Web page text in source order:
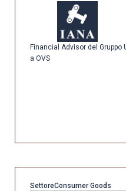
Financial Advisor del
a OVS
SettoreConsumer Goods